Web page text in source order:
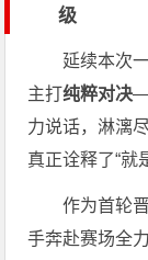
级
延续本次
主打纯粹对决
力说话，淋漓
真正诠释了“就
作为首轮
手奔赴赛场全